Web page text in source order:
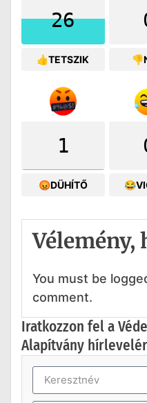
26
👍TETSZIK
1
😡DÜHÍTŐ
Vélemény,
You must be
comment.
Iratkozzon fel a
Alapítvány